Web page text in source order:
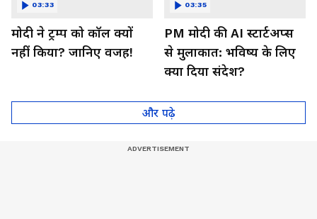
मोदी ने ट्रम्प को कॉल क्यों
नहीं किया? जानिए वजह!
03:33
PM मोदी की AI स्टार्टअप्स
से मुलाकात: भविष्य के लिए
क्या दिया संदेश?
03:35
और पढ़े